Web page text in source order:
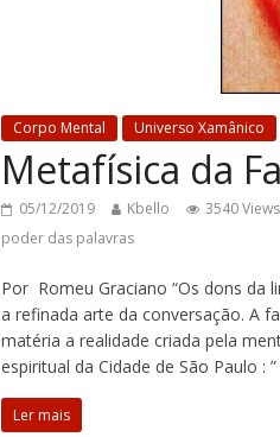
Corpo Mental Universo Xamânico
Metafísica da
05/12/2019 Kbello 3540 Views
poder das palavras
Por Romeu Graciano “Os dons da
a refinada arte da conversação. A
matéria a realidade criada pela
espiritual da Cidade de São Paulo :
Ler mais